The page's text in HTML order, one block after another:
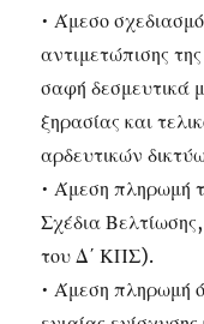
• Άμεσο
αντιμετώπισης
σαφή δεσμευτικά
ξηρασίας και
αρδευτικών
• Άμεση πληρωμή
Σχέδια
του Δ΄ ΚΠΣ).
• Άμεση πληρωμή